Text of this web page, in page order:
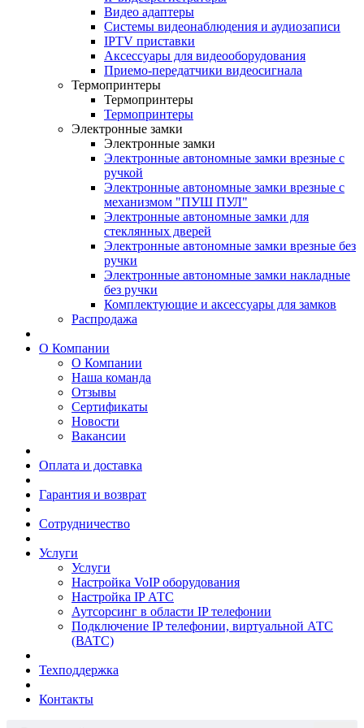
Видео адаптеры
Системы видеонаблюдения и аудиозаписи
IPTV приставки
Аксессуары для видеооборудования
Приемо-передатчики видеосигнала
Термопринтеры
Термопринтеры
Термопринтеры
Электронные замки
Электронные замки
Электронные автономные замки врезные с
ручкой
Электронные автономные замки врезные с
механизмом "ПУШ ПУЛ"
Электронные автономные замки для
стеклянных дверей
Электронные автономные замки врезные без
ручки
Электронные автономные замки накладные
без ручки
Комплектующие и аксессуары для замков
Распродажа
О Компании
О Компании
Наша команда
Отзывы
Сертификаты
Новости
Вакансии
Оплата и доставка
Гарантия и возврат
Сотрудничество
Услуги
Услуги
Настройка VoIP оборудования
Настройка IP АТС
Аутсорсинг в области IP телефонии
Подключение IP телефонии, виртуальной АТС
(ВАТС)
Техподдержка
Контакты